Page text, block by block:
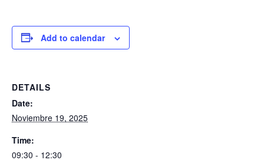
Add to calendar
DETAILS
Date:
Noviembre 19, 2025
Time:
09:30 - 12:30